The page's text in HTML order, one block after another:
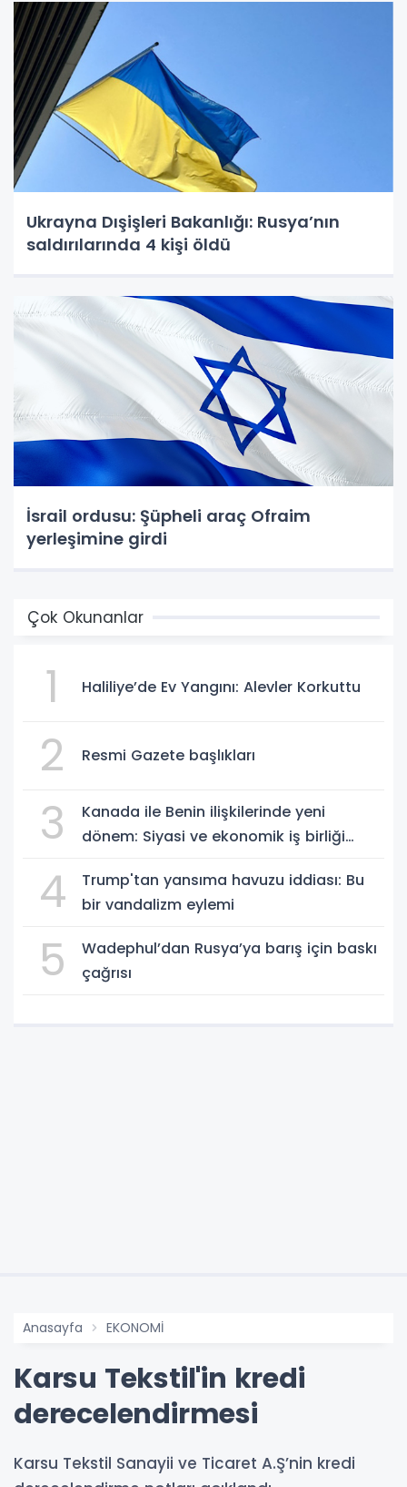
Ukrayna Dışişleri Bakanlığı: Rusya’nın
saldırılarında 4 kişi öldü
İsrail ordusu: Şüpheli araç Ofraim
yerleşimine girdi
Çok Okunanlar
1 Haliliye’de Ev Yangını: Alevler Korkuttu
2 Resmi Gazete başlıkları
3
Kanada ile Benin ilişkilerinde yeni
dönem: Siyasi ve ekonomik iş birliği
4
Trump'tan yansıma havuzu iddiası: Bu
bir vandalizm eylemi
5
Wadephul’dan Rusya’ya barış için baskı
çağrısı
Anasayfa EKONOMİ
Karsu Tekstil'in kredi
derecelendirmesi
Karsu Tekstil Sanayii ve Ticaret A.Ş’nin kredi